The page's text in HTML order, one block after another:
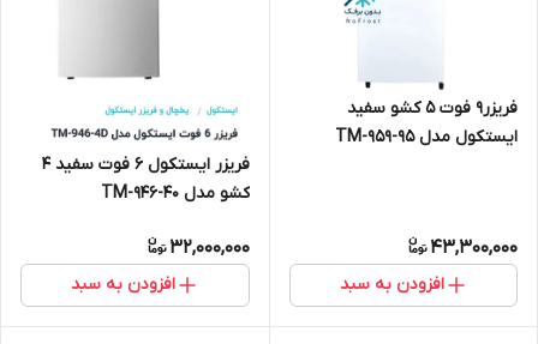
فریزر9 فوت 5 کشو سفید
ایستکول مدل TM-959-95
43,300,000
افزودن به سبد
فریزر ایستکول 6 فوت سفید 4
کشو مدل TM-946-40
32,000,000
افزودن به سبد